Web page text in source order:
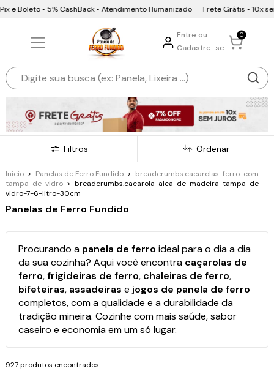
• 5% CashBack • Atendimento Humanizado Frete Grátis • 10x sem juros •
Entre ou
Cadastre-se
0
Filtros Ordenar
Início > Panelas de Ferro Fundido > breadcrumbs.cacarolas-ferro-com-
tampa-de-vidro > breadcrumbs.cacarola-alca-de-madeira-tampa-de-
vidro-7-6-litro-30cm
Panelas de Ferro Fundido
Procurando a panela de ferro ideal para o dia a dia
da sua cozinha? Aqui você encontra caçarolas de
ferro,frigideiras de ferro, chaleiras de ferro,
bifeteiras, assadeiras e jogos de panela de ferro
completos, com a qualidade e a durabilidade da
tradição mineira. Cozinhe com mais saúde, sabor
caseiro e economia em um só lugar.
927 produtos encontrados